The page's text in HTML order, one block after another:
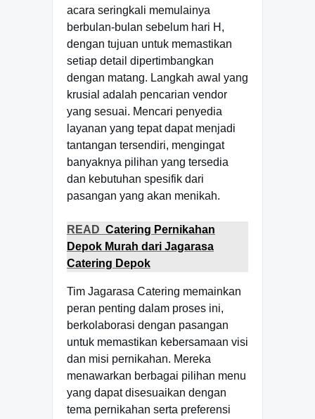
acara seringkali memulainya
berbulan-bulan sebelum hari H,
dengan tujuan untuk memastikan
setiap detail dipertimbangkan
dengan matang. Langkah awal yang
krusial adalah pencarian vendor
yang sesuai. Mencari penyedia
layanan yang tepat dapat menjadi
tantangan tersendiri, mengingat
banyaknya pilihan yang tersedia
dan kebutuhan spesifik dari
pasangan yang akan menikah.
READ Catering Pernikahan
Depok Murah dari Jagarasa
Catering Depok
Tim Jagarasa Catering memainkan
peran penting dalam proses ini,
berkolaborasi dengan pasangan
untuk memastikan kebersamaan visi
dan misi pernikahan. Mereka
menawarkan berbagai pilihan menu
yang dapat disesuaikan dengan
tema pernikahan serta preferensi